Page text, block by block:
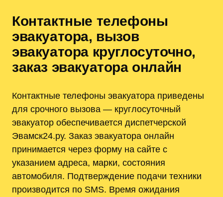
Контактные телефоны
эвакуатора, вызов
эвакуатора круглосуточно,
заказ эвакуатора онлайн
Контактные телефоны эвакуатора приведены
для срочного вызова — круглосуточный
эвакуатор обеспечивается диспетчерской
Эвамск24.ру. Заказ эвакуатора онлайн
принимается через форму на сайте с
указанием адреса, марки, состояния
автомобиля. Подтверждение подачи техники
производится по SMS. Время ожидания